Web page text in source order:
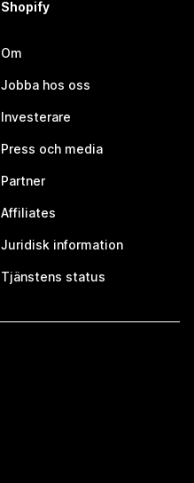
Shopify
Om
Jobba hos oss
Investerare
Press och media
Partner
Affiliates
Juridisk information
Tjänstens status